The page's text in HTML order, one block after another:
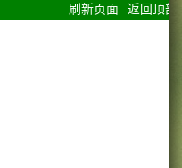
刷新页面 返回顶部